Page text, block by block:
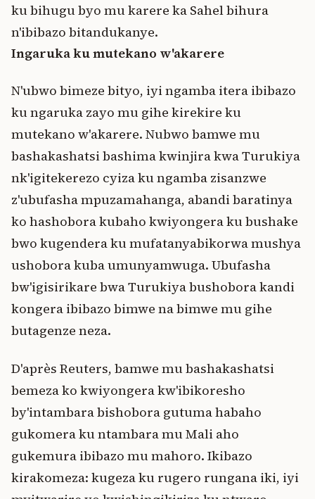
ku bihugu byo mu karere ka Sahel bihura
n'ibibazo bitandukanye.
Ingaruka ku mutekano w'akarere
N'ubwo bimeze bityo, iyi ngamba itera ibibazo
ku ngaruka zayo mu gihe kirekire ku
mutekano w'akarere. Nubwo bamwe mu
bashakashatsi bashima kwinjira kwa Turukiya
nk'igitekerezo cyiza ku ngamba zisanzwe
z'ubufasha mpuzamahanga, abandi baratinya
ko hashobora kubaho kwiyongera ku bushake
bwo kugendera ku mufatanyabikorwa mushya
ushobora kuba umunyamwuga. Ubufasha
bw'igisirikare bwa Turukiya bushobora kandi
kongera ibibazo bimwe na bimwe mu gihe
butagenze neza.
D'après Reuters, bamwe mu bashakashatsi
bemeza ko kwiyongera kw'ibikoresho
by'intambara bishobora gutuma habaho
gukomera ku ntambara mu Mali aho
gukemura ibibazo mu mahoro. Ikibazo
kirakomeza: kugeza ku rugero rungana iki, iyi